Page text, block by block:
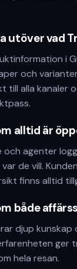
utöver vad
i
och
till alla kanaler
alltid är
och agenter
de vill.
finns alltid
både
djup kunskap
ger
hela resan.